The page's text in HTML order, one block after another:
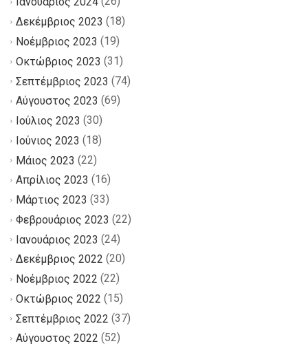
Δεκέμβριος 2023 (18)
Νοέμβριος 2023 (19)
Οκτώβριος 2023 (31)
Σεπτέμβριος 2023 (74)
Αύγουστος 2023 (69)
Ιούλιος 2023 (30)
Ιούνιος 2023 (18)
Μάιος 2023 (22)
Απρίλιος 2023 (16)
Μάρτιος 2023 (33)
Φεβρουάριος 2023 (22)
Ιανουάριος 2023 (24)
Δεκέμβριος 2022 (20)
Νοέμβριος 2022 (22)
Οκτώβριος 2022 (15)
Σεπτέμβριος 2022 (37)
Αύγουστος 2022 (52)